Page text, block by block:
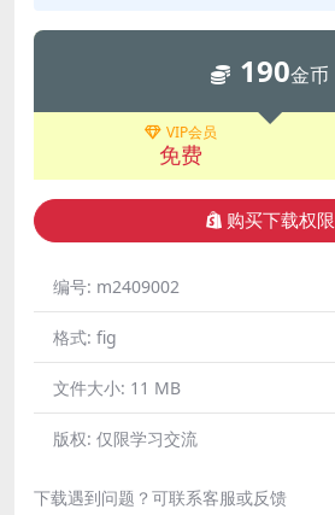
190金币
VIP会员
免费
购买下载权限
编号: m2409002
格式: fig
文件大小: 11 MB
版权: 仅限学习交流
下载遇到问题？可联系客服或反馈